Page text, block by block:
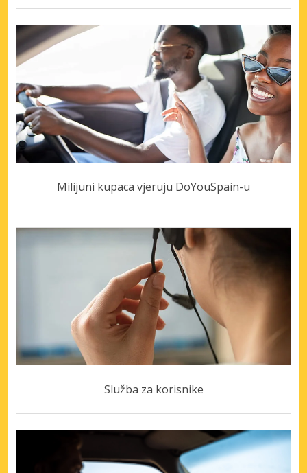
Milijuni kupaca vjeruju DoYouSpain-u
Služba za korisnike